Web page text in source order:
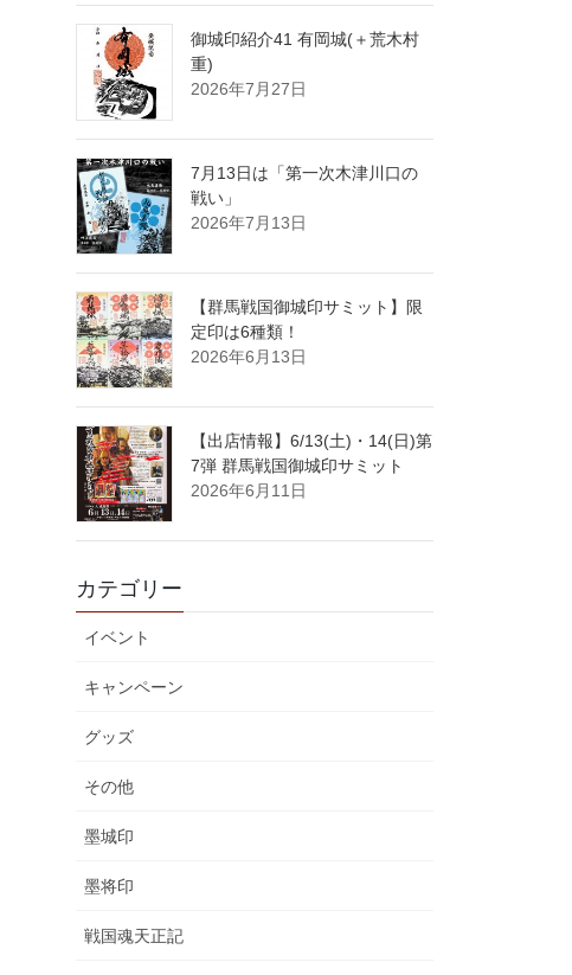
御城印紹介41 有岡城(＋荒木村
重)
2026年7月27日
7月13日は「第一次木津川口の
戦い」
2026年7月13日
【群馬戦国御城印サミット】限
定印は6種類！
2026年6月13日
【出店情報】6/13(土)・14(日)第
7弾 群馬戦国御城印サミット
2026年6月11日
カテゴリー
イベント
キャンペーン
グッズ
その他
墨城印
墨将印
戦国魂天正記